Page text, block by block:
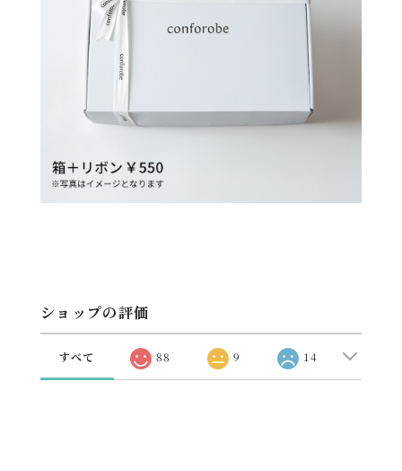
ショップの評価
すべて 88 9 14